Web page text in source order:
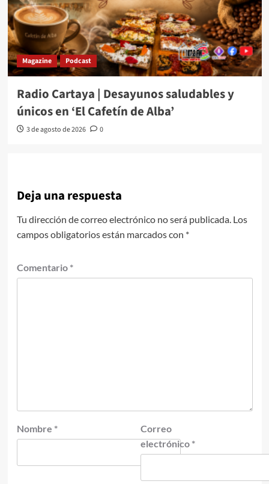
Magazine Podcast
Radio Cartaya | Desayunos saludables y
únicos en ‘El Cafetín de Alba’
3 de agosto de 2026 0
Deja una respuesta
Tu dirección de correo electrónico no será publicada. Los
campos obligatorios están marcados con *
Comentario *
Nombre *
Correo
electrónico *